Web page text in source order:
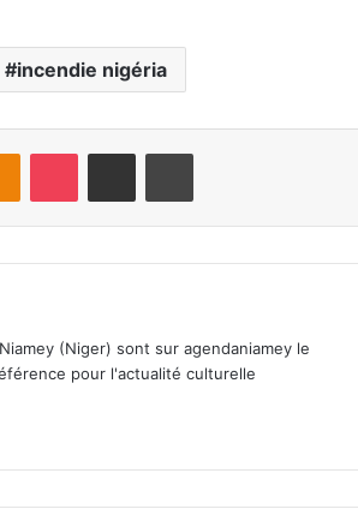
incendie nigéria
(Niger) sont sur agendaniamey le
pour l'actualité culturelle